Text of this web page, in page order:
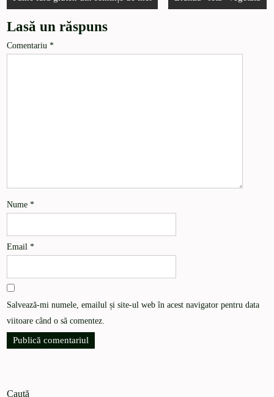
Lasă un răspuns
Comentariu*
Nume*
Email*
Salvează-mi numele, emailul și site-ul web în acest navigator pentru data
viitoare când o să comentez.
Caută